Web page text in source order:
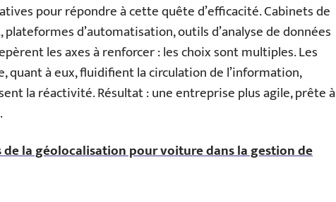
pour répondre à cette quête d’efficacité. Cabinets de
d’automatisation, outils d’analyse de données
les axes à renforcer : les choix sont multiples. Les
quant à eux, fluidifient la circulation de l’information,
la réactivité. Résultat : une entreprise plus agile, prête à
de la géolocalisation pour voiture dans la gestion de